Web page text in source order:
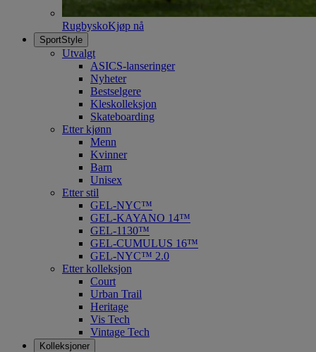
RugbyskoKjøp nå
SportStyle
Utvalgt
ASICS-lanseringer
Nyheter
Bestselgere
Kleskolleksjon
Skateboarding
Etter kjønn
Menn
Kvinner
Barn
Unisex
Etter stil
GEL-NYC™
GEL-KAYANO 14™
GEL-1130™
GEL-CUMULUS 16™
GEL-NYC™ 2.0
Etter kolleksjon
Court
Urban Trail
Heritage
Vis Tech
Vintage Tech
Kolleksjoner